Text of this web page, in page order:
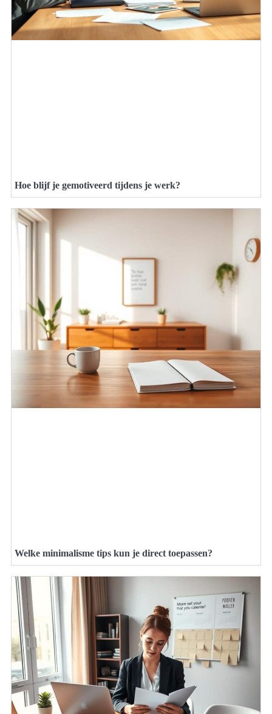
Hoe blijf je gemotiveerd tijdens je werk?
Welke minimalisme tips kun je direct toepassen?